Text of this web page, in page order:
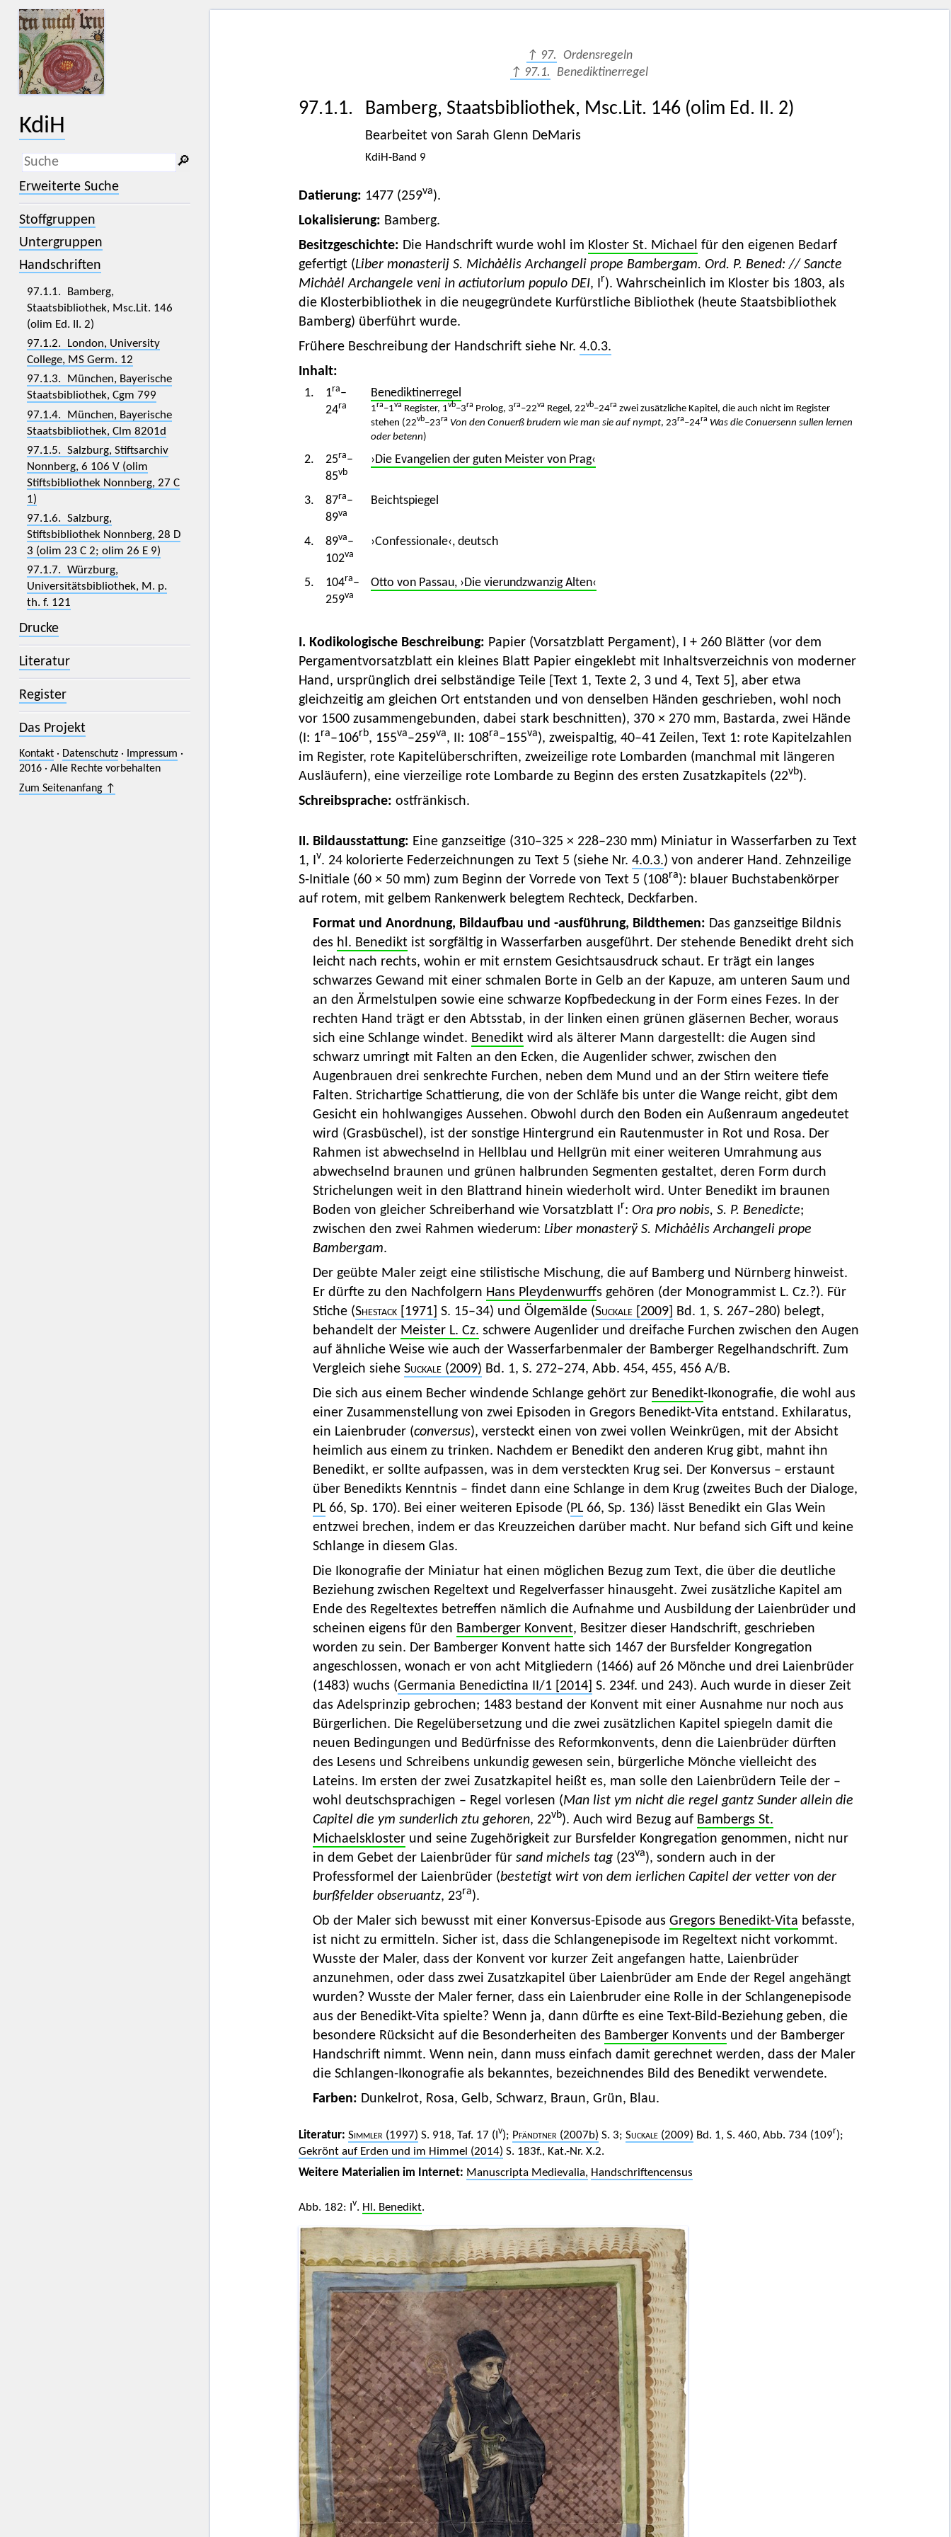
KdiH
_
(der Unterstrich) ist Platzhalter für
genau ein Zeichen.
% (das Prozentzeichen) ist Platzhalter
für kein, ein oder mehr als ein
🔎︎
Erweiterte Suche
Stoffgruppen
Untergruppen
Handschriften
97.1.1. Bamberg,
Staatsbibliothek, Msc.Lit. 146
(olim Ed. II. 2)
97.1.2. London, University
College, MS Germ. 12
97.1.3. München, Bayerische
Staatsbibliothek, Cgm 799
97.1.4. München, Bayerische
Staatsbibliothek, Clm 8201d
97.1.5. Salzburg, Stiftsarchiv
Nonnberg, 6 106 V (olim
Stiftsbibliothek Nonnberg, 27 C
1)
97.1.6. Salzburg,
Stiftsbibliothek Nonnberg, 28 D
3 (olim 23 C 2; olim 26 E 9)
97.1.7. Würzburg,
Universitätsbibliothek, M. p.
th. f. 121
Drucke
Literatur
Register
Das Projekt
Kontakt· Datenschutz· Impressum ·
2016 · Alle Rechte vorbehalten
Zum Seitenanfang ↑
↑ 97. Ordensregeln
↑ 97.1.
Benediktinerregel
97.1.1. Bamberg, Staatsbibliothek, Msc.Lit. 146 (olim Ed. II. 2)
Bearbeitet von Sarah Glenn DeMaris
KdiH-Band 9
Datierung: 1477 (259va).
Lokalisierung: Bamberg.
Besitzgeschichte: Die Handschrift wurde wohl im Kloster St. Michael für den eigenen Bedarf
gefertigt (Liber monasterij S. Michȧėlis Archangeli prope Bambergam. Ord. P. Bened: // Sancte
Michȧėl Archangele veni in actiutorium populo DEI, Ir). Wahrscheinlich im Kloster bis 1803, als
die Klosterbibliothek in die neugegründete Kurfürstliche Bibliothek (heute Staatsbibliothek
Bamberg) überführt wurde.
Frühere Beschreibung der Handschrift siehe Nr. 4.0.3.
Inhalt:
1. 1ra–
24ra
Benediktinerregel
1ra–1va Register, 1vb–3ra Prolog, 3ra–22va Regel, 22vb–24ra zwei zusätzliche Kapitel, die auch nicht im Register
stehen (22vb–23ra Von den Conuerß brudern wie man sie auf nympt, 23ra–24ra Was die Conuersenn sullen lernen
oder betenn)
2. 25ra–
85vb
›Die Evangelien der guten Meister von Prag‹
3. 87ra–
89va
Beichtspiegel
4. 89va–
102va
›Confessionale‹, deutsch
5. 104ra–
259va
Otto von Passau, ›Die vierundzwanzig Alten‹
I. Kodikologische Beschreibung: Papier (Vorsatzblatt Pergament), I + 260 Blätter (vor dem
Pergamentvorsatzblatt ein kleines Blatt Papier eingeklebt mit Inhaltsverzeichnis von moderner
Hand, ursprünglich drei selbständige Teile [Text 1, Texte 2, 3 und 4, Text 5], aber etwa
gleichzeitig am gleichen Ort entstanden und von denselben Händen geschrieben, wohl noch
vor 1500 zusammengebunden, dabei stark beschnitten), 370 × 270 mm, Bastarda, zwei Hände
(I: 1ra–106rb, 155va–259va, II: 108ra–155va), zweispaltig, 40–41 Zeilen, Text 1: rote Kapitelzahlen
im Register, rote Kapitelüberschriften, zweizeilige rote Lombarden (manchmal mit längeren
Ausläufern), eine vierzeilige rote Lombarde zu Beginn des ersten Zusatzkapitels (22vb).
Schreibsprache: ostfränkisch.
II. Bildausstattung: Eine ganzseitige (310–325 × 228–230 mm) Miniatur in Wasserfarben zu Text
1, Iv. 24 kolorierte Federzeichnungen zu Text 5 (siehe Nr. 4.0.3.) von anderer Hand. Zehnzeilige
S-Initiale (60 × 50 mm) zum Beginn der Vorrede von Text 5 (108ra): blauer Buchstabenkörper
auf rotem, mit gelbem Rankenwerk belegtem Rechteck, Deckfarben.
Format und Anordnung, Bildaufbau und -ausführung, Bildthemen: Das ganzseitige Bildnis
des hl. Benediktist sorgfältig in Wasserfarben ausgeführt. Der stehende Benedikt dreht sich
leicht nach rechts, wohin er mit ernstem Gesichtsausdruck schaut. Er trägt ein langes
schwarzes Gewand mit einer schmalen Borte in Gelb an der Kapuze, am unteren Saum und
an den Ärmelstulpen sowie eine schwarze Kopfbedeckung in der Form eines Fezes. In der
rechten Hand trägt er den Abtsstab, in der linken einen grünen gläsernen Becher, woraus
sich eine Schlange windet. Benediktwird als älterer Mann dargestellt: die Augen sind
schwarz umringt mit Falten an den Ecken, die Augenlider schwer, zwischen den
Augenbrauen drei senkrechte Furchen, neben dem Mund und an der Stirn weitere tiefe
Falten. Strichartige Schattierung, die von der Schläfe bis unter die Wange reicht, gibt dem
Gesicht ein hohlwangiges Aussehen. Obwohl durch den Boden ein Außenraum angedeutet
wird (Grasbüschel), ist der sonstige Hintergrund ein Rautenmuster in Rot und Rosa. Der
Rahmen ist abwechselnd in Hellblau und Hellgrün mit einer weiteren Umrahmung aus
abwechselnd braunen und grünen halbrunden Segmenten gestaltet, deren Form durch
Strichelungen weit in den Blattrand hinein wiederholt wird. Unter Benedikt im braunen
Boden von gleicher Schreiberhand wie Vorsatzblatt Ir: Ora pro nobis, S. P. Benedicte;
zwischen den zwei Rahmen wiederum: Liber monasterÿ S. Michȧėlis Archangeli prope
Bambergam.
Der geübte Maler zeigt eine stilistische Mischung, die auf Bamberg und Nürnberg hinweist.
Er dürfte zu den Nachfolgern Hans Pleydenwurffs gehören (der Monogrammist L. Cz.?). Für
Stiche (Shestack [1971] S. 15–34) und Ölgemälde (Suckale [2009] Bd. 1, S. 267–280) belegt,
behandelt der Meister L. Cz. schwere Augenlider und dreifache Furchen zwischen den Augen
auf ähnliche Weise wie auch der Wasserfarbenmaler der Bamberger Regelhandschrift. Zum
Vergleich siehe Suckale (2009) Bd. 1, S. 272–274, Abb. 454, 455, 456 A/B.
Die sich aus einem Becher windende Schlange gehört zur Benedikt-Ikonografie, die wohl aus
einer Zusammenstellung von zwei Episoden in Gregors Benedikt-Vita entstand. Exhilaratus,
ein Laienbruder (conversus), versteckt einen von zwei vollen Weinkrügen, mit der Absicht
heimlich aus einem zu trinken. Nachdem er Benedikt den anderen Krug gibt, mahnt ihn
Benedikt, er sollte aufpassen, was in dem versteckten Krug sei. Der Konversus – erstaunt
über Benedikts Kenntnis – findet dann eine Schlange in dem Krug (zweites Buch der Dialoge,
PL66, Sp. 170). Bei einer weiteren Episode (PL66, Sp. 136) lässt Benedikt ein Glas Wein
entzwei brechen, indem er das Kreuzzeichen darüber macht. Nur befand sich Gift und keine
Schlange in diesem Glas.
Die Ikonografie der Miniatur hat einen möglichen Bezug zum Text, die über die deutliche
Beziehung zwischen Regeltext und Regelverfasser hinausgeht. Zwei zusätzliche Kapitel am
Ende des Regeltextes betreffen nämlich die Aufnahme und Ausbildung der Laienbrüder und
scheinen eigens für den Bamberger Konvent, Besitzer dieser Handschrift, geschrieben
worden zu sein. Der Bamberger Konvent hatte sich 1467 der Bursfelder Kongregation
angeschlossen, wonach er von acht Mitgliedern (1466) auf 26 Mönche und drei Laienbrüder
(1483) wuchs (Germania Benedictina II/1 [2014] S. 234f. und 243). Auch wurde in dieser Zeit
das Adelsprinzip gebrochen; 1483 bestand der Konvent mit einer Ausnahme nur noch aus
Bürgerlichen. Die Regelübersetzung und die zwei zusätzlichen Kapitel spiegeln damit die
neuen Bedingungen und Bedürfnisse des Reformkonvents, denn die Laienbrüder dürften
des Lesens und Schreibens unkundig gewesen sein, bürgerliche Mönche vielleicht des
Lateins. Im ersten der zwei Zusatzkapitel heißt es, man solle den Laienbrüdern Teile der –
wohl deutschsprachigen – Regel vorlesen (Man list ym nicht die regel gantz Sunder allein die
Capitel die ym sunderlich ztu gehoren, 22vb). Auch wird Bezug auf Bambergs St.
Michaelsklosterund seine Zugehörigkeit zur Bursfelder Kongregation genommen, nicht nur
in dem Gebet der Laienbrüder für sand michels tag(23va), sondern auch in der
Professformel der Laienbrüder (bestetigt wirt von dem ierlichen Capitel der vetter von der
burßfelder obseruantz, 23ra).
Ob der Maler sich bewusst mit einer Konversus-Episode aus Gregors Benedikt-Vita befasste,
ist nicht zu ermitteln. Sicher ist, dass die Schlangenepisode im Regeltext nicht vorkommt.
Wusste der Maler, dass der Konvent vor kurzer Zeit angefangen hatte, Laienbrüder
anzunehmen, oder dass zwei Zusatzkapitel über Laienbrüder am Ende der Regel angehängt
wurden? Wusste der Maler ferner, dass ein Laienbruder eine Rolle in der Schlangenepisode
aus der Benedikt-Vita spielte? Wenn ja, dann dürfte es eine Text-Bild-Beziehung geben, die
besondere Rücksicht auf die Besonderheiten des Bamberger Konvents und der Bamberger
Handschrift nimmt. Wenn nein, dann muss einfach damit gerechnet werden, dass der Maler
die Schlangen-Ikonografie als bekanntes, bezeichnendes Bild des Benedikt verwendete.
Farben: Dunkelrot, Rosa, Gelb, Schwarz, Braun, Grün, Blau.
Literatur: Simmler (1997) S. 918, Taf. 17 (I v); Pfändtner (2007b) S. 3; Suckale (2009) Bd. 1, S. 460, Abb. 734 (109r);
Gekrönt auf Erden und im Himmel (2014) S. 183f., Kat.-Nr. X.2.
Weitere Materialien im Internet: Manuscripta Medievalia, Handschriftencensus
Abb. 182: I v. Hl. Benedikt.